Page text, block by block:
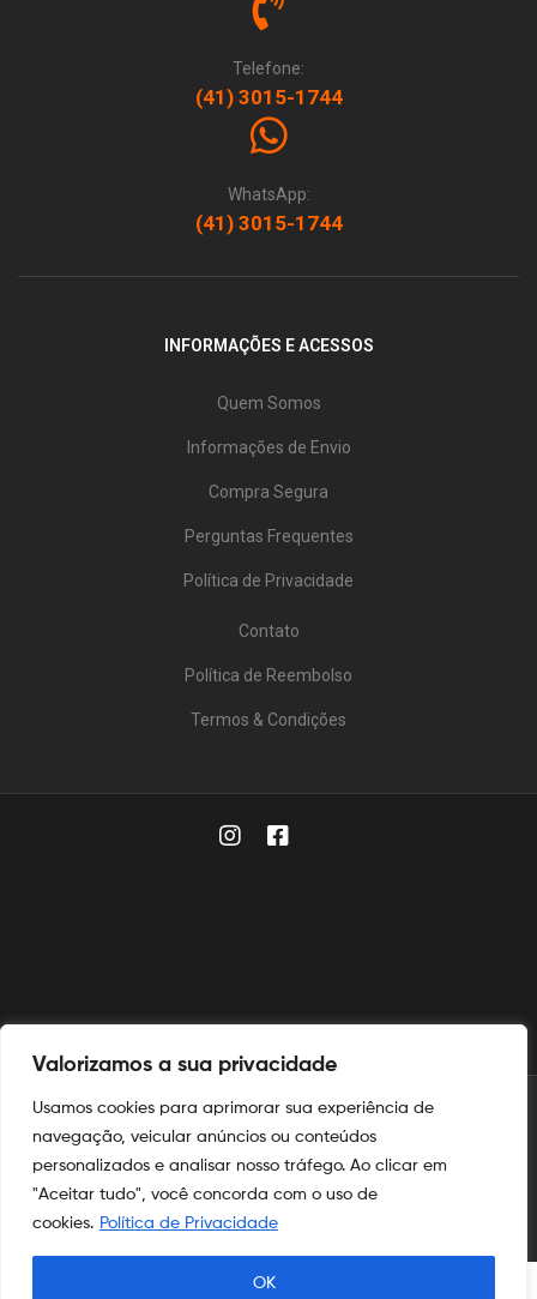
Valorizamos a sua privacidade
Usamos cookies para aprimorar sua experiência de
navegação, veicular anúncios ou conteúdos
personalizados e analisar nosso tráfego. Ao clicar em
"Aceitar tudo", você concorda com o uso de
cookies. Política de Privacidade
OK
Telefone:
(41) 3015-1744
WhatsApp:
(41) 3015-1744
INFORMAÇÕES E ACESSOS
Quem Somos
Informações de Envio
Compra Segura
Perguntas Frequentes
Política de Privacidade
Contato
Política de Reembolso
Termos & Condições
Aymoré FogoseAymoré Armassão marcas registradas no
nos termos das leis de propriedade intelectual e industrial.